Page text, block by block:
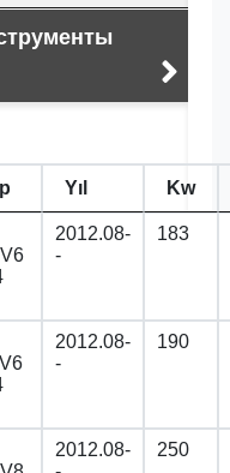
Yıl Kw
2012.08-
-
183
2012.08-
-
190
2012.08-
250